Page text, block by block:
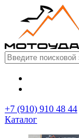
+7 (910) 910 48 44
Каталог